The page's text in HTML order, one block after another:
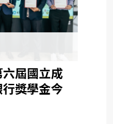
屆國立成
獎學金今